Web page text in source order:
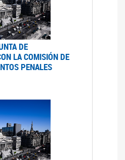
DE
LA COMISIÓN DE
PENALES